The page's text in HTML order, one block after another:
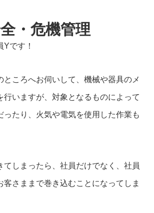
・危機管理
Yです！
ところへお伺いして、機械や器具のメ
行いますが、対象となるものによって
ったり、火気や電気を使用した作業も
てしまったら、社員だけでなく、社員
客さままで巻き込むことになってしま